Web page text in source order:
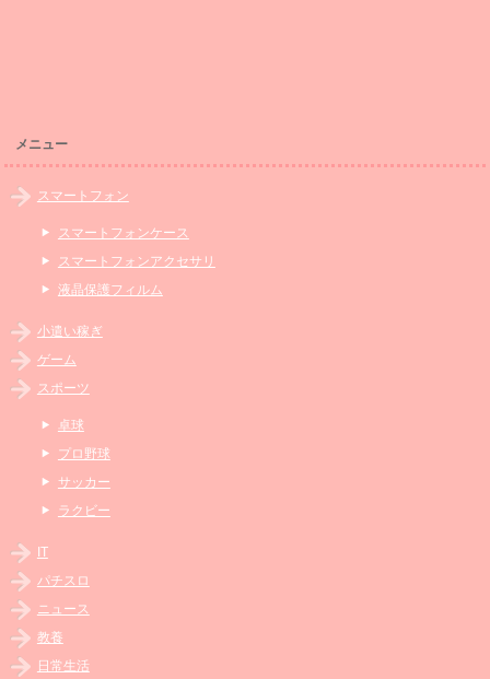
メニュー
スマートフォン
スマートフォンケース
スマートフォンアクセサリ
液晶保護フィルム
小遣い稼ぎ
ゲーム
スポーツ
卓球
プロ野球
サッカー
ラクビー
IT
パチスロ
ニュース
教養
日常生活